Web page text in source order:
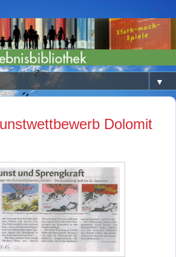
▼
Dolomit